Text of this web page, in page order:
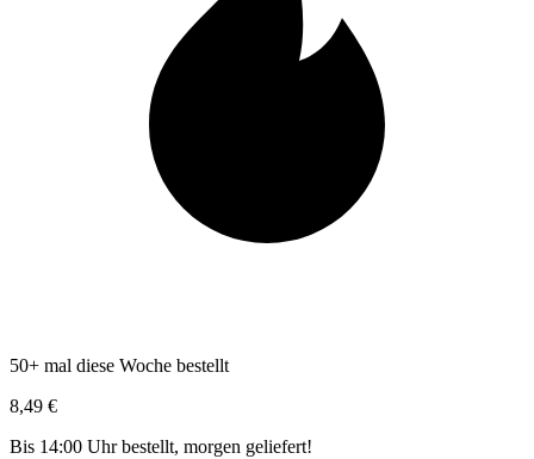
50+ mal diese Woche bestellt
8,49 €
Bis 14:00 Uhr bestellt, morgen geliefert!